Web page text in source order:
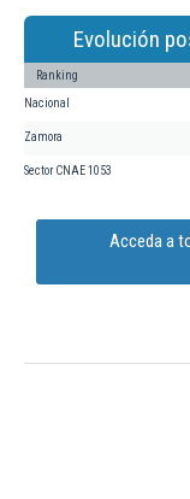
Evolución
Ranking
Nacional
Zamora
Sector CNAE 1053
Acceda a